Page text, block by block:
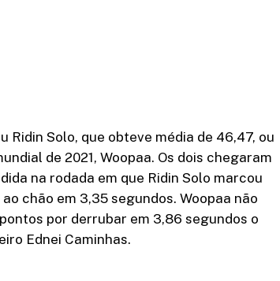
Solo, que obteve média de 46,47, ou
de 2021, Woopaa. Os dois chegaram
na rodada em que Ridin Solo marcou
chão em 3,35 segundos. Woopaa não
por derrubar em 3,86 segundos o
Ednei Caminhas.